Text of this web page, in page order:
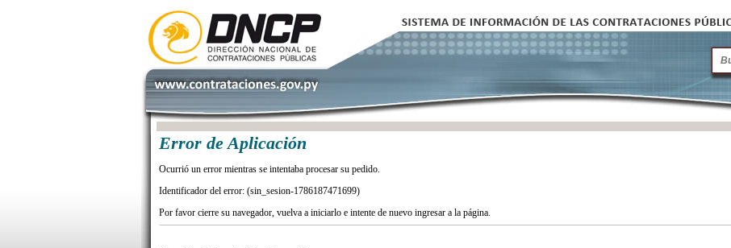
Error de Aplicación
Ocurrió un error mientras se intentaba procesar su pedido.
Identificador del error: (sin_sesion-1786187471699)
Por favor cierre su navegador, vuelva a iniciarlo e intente de nuevo ingresar a la página.